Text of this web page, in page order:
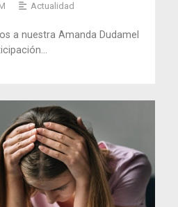
Actualidad
a nuestra Amanda Dudamel